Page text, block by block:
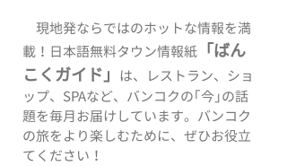
現地発ならではのホットな情報を満
載！日本語無料タウン情報紙 「ばん
こくガイド」 は、レストラン、ショ
ップ、SPAなど、バンコクの｢今｣の話
題を毎月お届けしています。バンコク
の旅をより楽しむために、ぜひお役立
てください！